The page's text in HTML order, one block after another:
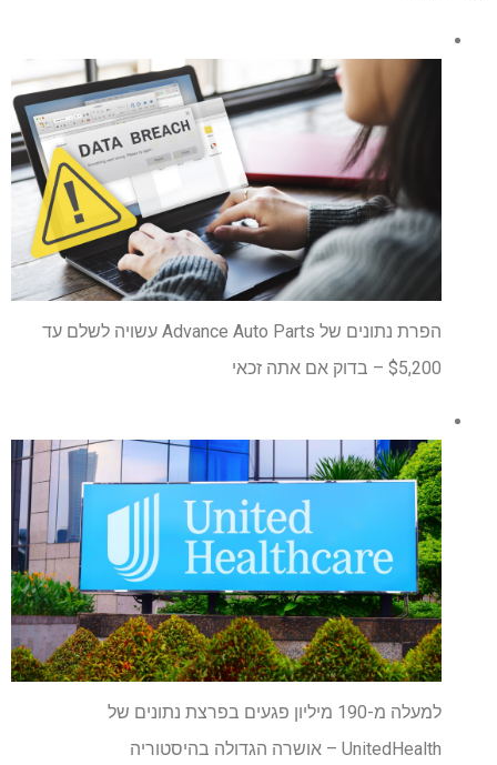
הפרת נתונים של Advance Auto Parts עשויה לשלם עד
$5,200 – בדוק אם אתה זכאי
למעלה מ-190 מיליון פגעים בפרצת נתונים של
UnitedHealth – אושרה הגדולה בהיסטוריה